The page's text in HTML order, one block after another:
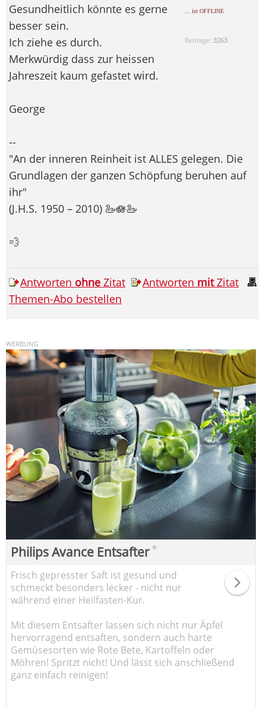
... ist OFFLINE
Beiträge: 3263
Gesundheitlich könnte es gerne
besser sein.
Ich ziehe es durch.
Merkwürdig dass zur heissen
Jahreszeit kaum gefastet wird.
George
--
"An der inneren Reinheit ist ALLES gelegen. Die
Grundlagen der ganzen Schöpfung beruhen auf
ihr"
(J.H.S. 1950 – 2010) 🦢🪷🦢
💨
Antworten ohne Zitat Antworten mitZitat
Themen-Abo bestellen
Philips Avance Entsafter*
Frisch gepresster Saft ist gesund und
schmeckt besonders lecker - nicht nur
während einer Heilfasten-Kur.
Mit diesem Entsafter lassen sich nicht nur Äpfel
hervorragend entsaften, sondern auch harte
Gemüsesorten wie Rote Bete, Kartoffeln oder
Möhren! Spritzt nicht! Und lässt sich anschließend
ganz einfach reinigen!